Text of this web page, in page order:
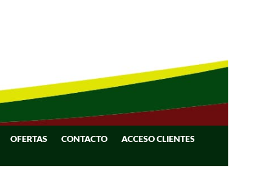
OFERTAS CONTACTO ACCESO CLIENTES